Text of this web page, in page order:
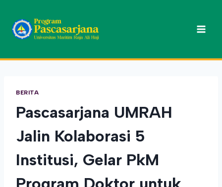
content
BERITA
Pascasarjana UMRAH
Jalin Kolaborasi 5
Institusi, Gelar PkM